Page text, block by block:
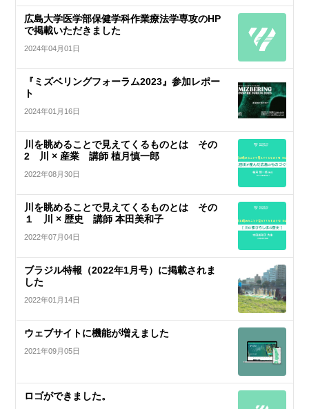
広島大学医学部保健学科作業療法学専攻のHP
で掲載いただきました
2024年04月01日
『ミズベリングフォーラム2023』参加レポー
ト
2024年01月16日
川を眺めることで見えてくるものとは その
2 川 × 産業 講師 植月慎一郎
2022年08月30日
川を眺めることで見えてくるものとは その
１ 川 × 歴史 講師 本田美和子
2022年07月04日
ブラジル特報（2022年1月号）に掲載されま
した
2022年01月14日
ウェブサイトに機能が増えました
2021年09月05日
ロゴができました。